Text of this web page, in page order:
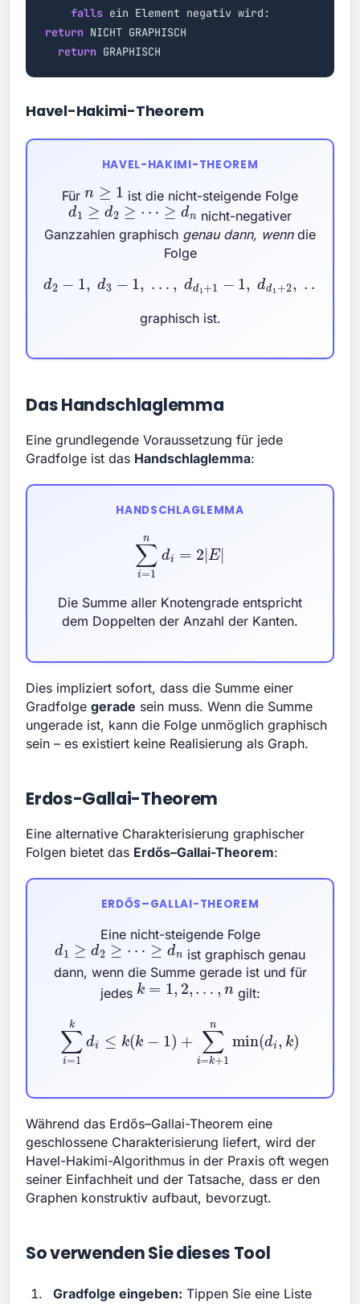
falls ein Element negativ wird:
return NICHT GRAPHISCH
return GRAPHISCH
Havel-Hakimi-Theorem
HAVEL-HAKIMI-THEOREM
Fürn ≥1 ist die nicht-steigende Folge
d1 ≥d2 ⋯≥dn
nicht-negativer
Ganzzahlen graphisch genau dann, wenndie
Folge
d − d3 ,… +1 − , 1 2, … d
graphisch ist.
Das Handschlaglemma
Eine grundlegende Voraussetzung für jede
Gradfolge ist das Handschlaglemma:
HANDSCHLAGLEMMA
i=
Die Summe aller Knotengrade entspricht
dem Doppelten der Anzahl der Kanten.
Dies impliziert sofort, dass die Summe einer
Gradfolgegerade sein muss. Wenn die Summe
ungerade ist, kann die Folge unmöglich graphisch
sein – es existiert keine Realisierung als Graph.
Erdos-Gallai-Theorem
Eine alternative Charakterisierung graphischer
Folgen bietet das Erdős–Gallai-Theorem:
ERDŐS–GALLAI-THEOREM
Eine nicht-steigende Folge
d ≥d 2≥⋯ ≥dn
ist graphisch genau
dann, wenn die Summe gerade ist und für
jedes
k=1,2,…, n
gilt:
i= +
Während das Erdős–Gallai-Theorem eine
geschlossene Charakterisierung liefert, wird der
Havel-Hakimi-Algorithmus in der Praxis oft wegen
seiner Einfachheit und der Tatsache, dass er den
Graphen konstruktiv aufbaut, bevorzugt.
So verwenden Sie dieses Tool
Gradfolge eingeben: Tippen Sie eine Liste